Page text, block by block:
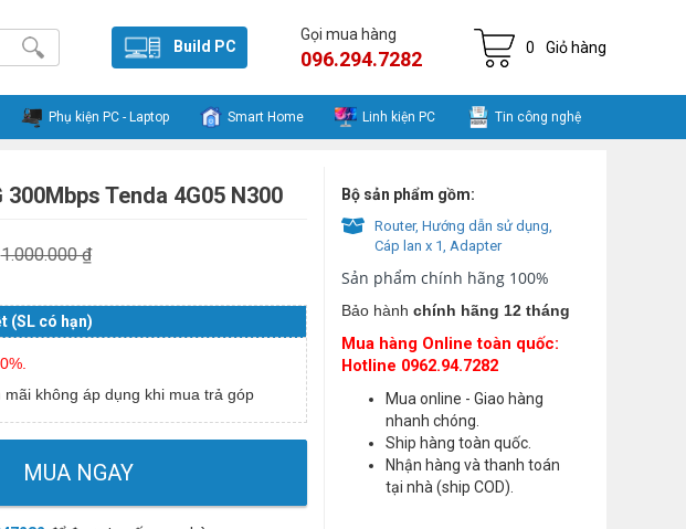
Build PC
Gọi mua hàng
096.294.7282 0 Giỏ hàng
Phụ kiện PC - Laptop Smart Home Linh kiện PC Tin công nghệ
300Mbps Tenda 4G05 N300
1.000.000 ₫
(SL có hạn)
mãi không áp dụng khi mua trả góp
MUA NGAY
Bộ sản phẩm gồm:
Router, Hướng dẫn sử dụng,
Cáp lan x 1, Adapter
Sản phẩm chính hãng 100%
Bảo hành chính hãng 12 tháng
Mua hàng Online toàn quốc:
Hotline 0962.94.7282
Mua online - Giao hàng
nhanh chóng.
Ship hàng toàn quốc.
Nhận hàng và thanh toán
tại nhà (ship COD).